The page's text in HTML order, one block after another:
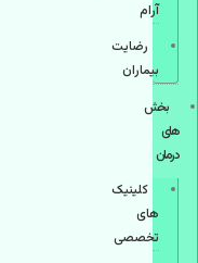
آرام
رضایت
بیماران
بخش
های
درمان
کلینیک
های
تخصصی